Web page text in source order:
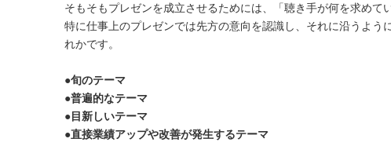
そもそもプレゼンを成立させるためには、「聴き手が何を求めて
特に仕事上のプレゼンでは先方の意向を認識し、それに沿うよ
れかです。
●旬のテーマ
●普遍的なテーマ
●目新しいテーマ
●直接業績アップや改善が発生するテーマ